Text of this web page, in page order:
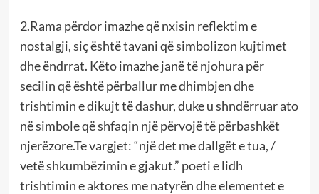
2.Rama përdor imazhe që nxisin reflektim e
nostalgji, siç është tavani që simbolizon kujtimet
dhe ëndrrat. Këto imazhe janë të njohura për
secilin që është përballur me dhimbjen dhe
trishtimin e dikujt të dashur, duke u shndërruar ato
në simbole që shfaqin një përvojë të përbashkët
njerëzore.Te vargjet: “një det me dallgët e tua, /
vetë shkumbëzimin e gjakut.” poeti e lidh
trishtimin e aktores me natyrën dhe elementet e